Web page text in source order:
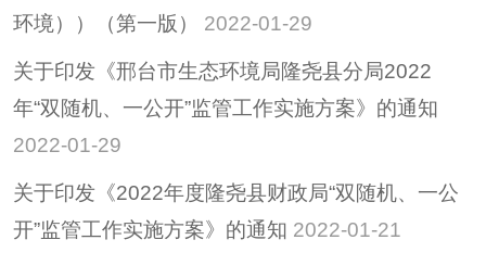
环境））（第一版）
2022-01-29
关于印发《邢台市生态环境局隆尧县分局2022
年“双随机、一公开”监管工作实施方案》的通知
2022-01-29
关于印发《2022年度隆尧县财政局“双随机、一公
开”监管工作实施方案》的通知 2022-01-21